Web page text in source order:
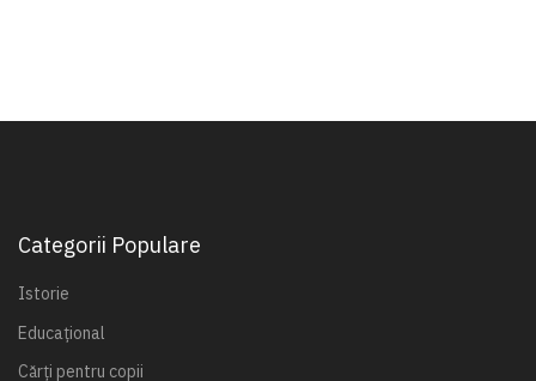
Categorii Populare
Istorie
Educațional
Cărți pentru copii